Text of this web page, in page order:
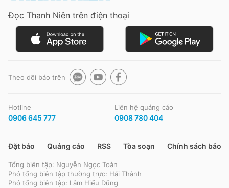
Đọc Thanh Niên trên điện thoại
Theo dõi báo trên
Hotline
0906 645 777
Liên hệ quảng cáo
0908 780 404
Đặt báo Quảng cáo RSS Tòa soạn Chính sách bảo
Tổng biên tập: Nguyễn Ngọc Toàn
Phó tổng biên tập thường trực: Hải Thành
Phó tổng biên tập: Lâm Hiếu Dũng